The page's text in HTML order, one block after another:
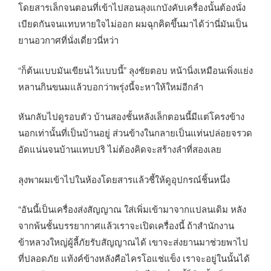
โดยสารเล็กจนตอนที่เข้าไปสอนลุงแกบังคับเครื่องนั้นต้องนั่ง
เบียดกันจนแทบหายใจไม่ออก ผมฉุกคิดขึ้นมาได้ว่านี่มันเป็น
ยานอวกาศที่นั่งเดี่ยวนี่หว่า
“ก็ต้นแบบมันเขียนไว้แบบนี้” ลุงชัยตอบ หน้านิ่งเหมือนเพิ่งแย่ง
หลานกินขนมแล้วบอกว่าพรุ่งนี้จะหาให้ใหม่อีกลำ
หันกลับไปดูรอบตัว บ้านสองชั้นหลังเล็กตอนนี้มีแต่โครงข้าง
นอกเท่านั้นที่เป็นบ้านอยู่ ส่วนข้างในกลายเป็นแท่นปล่อยจรวด
อัดแน่นจนบ้านแทบปริ ไม่ต้องคิดจะสร้างลำที่สองเลย
ลุงพาผมเข้าไปในห้องโดยสารแล้วชี้ให้ดูอุปกรณ์ชิ้นหนึ่ง
“อันนี้เป็นเครื่องส่งสัญญาณ ใส่เพิ่มเข้ามาจากแปลนเดิม หลัง
จากพ้นชั้นบรรยากาศแล้วเราจะเปิดเครื่องนี้ ถ้าสำนักงาน
ข้าหลวงใหญ่ผู้ลี้ภัยรับสัญญาณได้ เขาจะส่งยานมาช่วยพาไป
ที่ปลอดภัย แท้งค์ข้างหลังคือไครโอแช่แข็ง เราจะอยู่ในนั้นได้